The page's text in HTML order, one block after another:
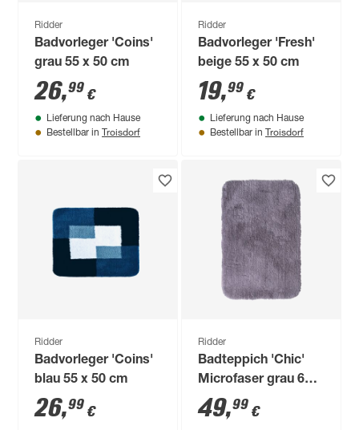
Ridder
Badvorleger 'Coins'
grau 55 x 50 cm
26,99 €
Lieferung nach Hause
Bestellbar in Troisdorf
Ridder
Badvorleger 'Fresh'
beige 55 x 50 cm
19,99 €
Lieferung nach Hause
Bestellbar in Troisdorf
Ridder
Badvorleger 'Coins'
blau 55 x 50 cm
26,99 €
Ridder
Badteppich 'Chic'
Microfaser grau 60 x
90 cm
49,99 €